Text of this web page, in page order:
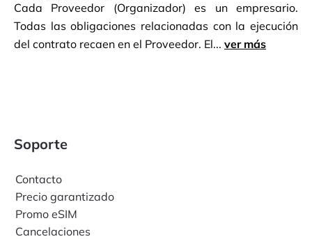
Cada Proveedor (Organizador) es un empresario.
Todas las obligaciones relacionadas con la ejecución
del contrato recaen en el Proveedor. El... ver más
Soporte
Contacto
Precio garantizado
Promo eSIM
Cancelaciones